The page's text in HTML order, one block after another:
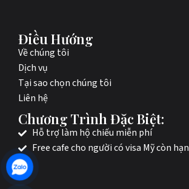
Điều Hướng
Về chúng tôi
Dịch vụ
Tại sao chọn chúng tôi
Liên hệ
Chương Trình Đặc Biệt:
Hỗ trợ làm hộ chiếu miễn phí
Free cafe cho người có visa Mỹ còn hạn